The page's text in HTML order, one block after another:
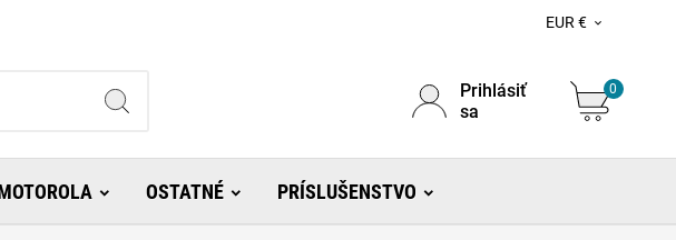
EUR € 
Prihlásiť
sa
0
OSTATNÉ PRÍSLUŠENSTVO